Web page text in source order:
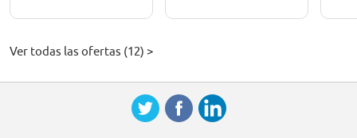
Ver todas las ofertas (12) >